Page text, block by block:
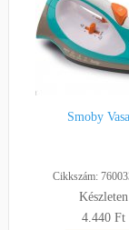
Smoby
Cikkszám:
Készleten
4.440Ft